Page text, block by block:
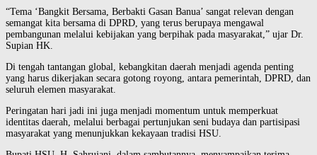
“Tema ‘Bangkit Bersama, Berbakti Gasan Banua’ sangat relevan dengan
semangat kita bersama di DPRD, yang terus berupaya mengawal
pembangunan melalui kebijakan yang berpihak pada masyarakat,” ujar Dr.
Supian HK.
Di tengah tantangan global, kebangkitan daerah menjadi agenda penting
yang harus dikerjakan secara gotong royong, antara pemerintah, DPRD, dan
seluruh elemen masyarakat.
Peringatan hari jadi ini juga menjadi momentum untuk memperkuat
identitas daerah, melalui berbagai pertunjukan seni budaya dan partisipasi
masyarakat yang menunjukkan kekayaan tradisi HSU.